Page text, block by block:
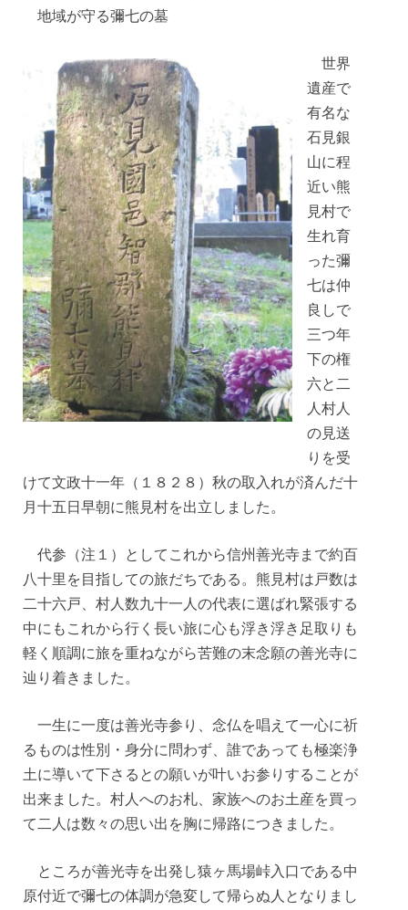
地域が守る彌七の墓
世界
遺産で
有名な
石見銀
山に程
近い熊
見村で
生れ育
った彌
七は仲
良しで
三つ年
下の権
六と二
人村人
の見送
りを受
けて文政十一年（１８２８）秋の取入れが済んだ十
月十五日早朝に熊見村を出立しました。
代参（注１）としてこれから信州善光寺まで約百
八十里を目指しての旅だちである。熊見村は戸数は
二十六戸、村人数九十一人の代表に選ばれ緊張する
中にもこれから行く長い旅に心も浮き浮き足取りも
軽く順調に旅を重ねながら苦難の末念願の善光寺に
辿り着きました。
一生に一度は善光寺参り、念仏を唱えて一心に祈
るものは性別・身分に問わず、誰であっても極楽浄
土に導いて下さるとの願いが叶いお参りすることが
出来ました。村人へのお札、家族へのお土産を買っ
て二人は数々の思い出を胸に帰路につきました。
ところが善光寺を出発し猿ヶ馬場峠入口である中
原付近で彌七の体調が急変して帰らぬ人となりまし